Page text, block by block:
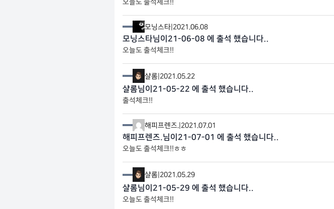
오늘도 출석체크!!
모닝스타|2021.06.08
모닝스타님이21-06-08 에 출석 했습니다..
오늘도 출석체크!!
샬롬 2021.05.22
샬롬님이21-05-22 에 출석 했습니다..
출석체크!!
해피프렌즈. 2021.07.01
해피프렌즈.님이21-07-01 에 출석 했습니다..
오늘도 출석체크!!ㅎㅎ
샬롬 2021.05.29
샬롬님이21-05-29 에 출석 했습니다..
오늘도 출석체크!!